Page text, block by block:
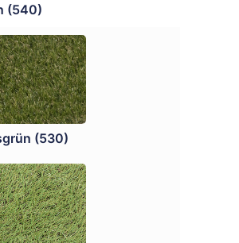
(540)
(530)